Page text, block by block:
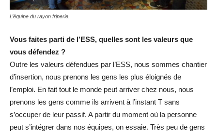
L’équipe du rayon friperie.
Vous faites parti de l’ESS, quelles sont les valeurs que
vous défendez ?
Outre les valeurs défendues par l’ESS, nous sommes chantier
d’insertion, nous prenons les gens les plus éloignés de
l’emploi. En fait tout le monde peut arriver chez nous, nous
prenons les gens comme ils arrivent à l’instant T sans
s’occuper de leur passif. A partir du moment où la personne
peut s’intégrer dans nos équipes, on essaie. Très peu de gens